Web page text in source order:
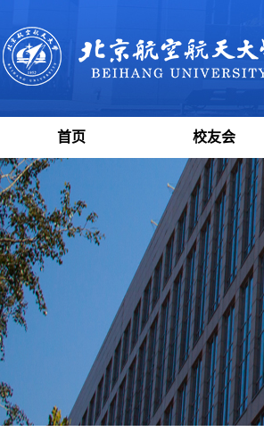
首页 校友会